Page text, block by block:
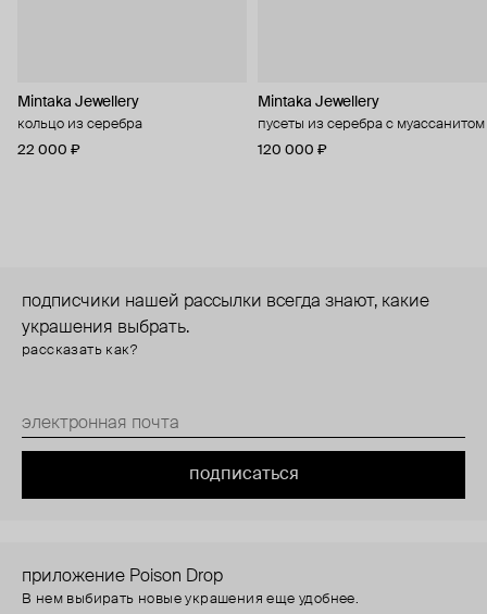
Mintaka Jewellery
кольцо из серебра
22 000 ₽
Mintaka Jewellery
пусеты из серебра с муассанитом
120 000 ₽
подписчики нашей рассылки всегда знают, какие
украшения выбрать.
рассказать как?
подписаться
приложение Poison Drop
В нем выбирать новые украшения еще удобнее.